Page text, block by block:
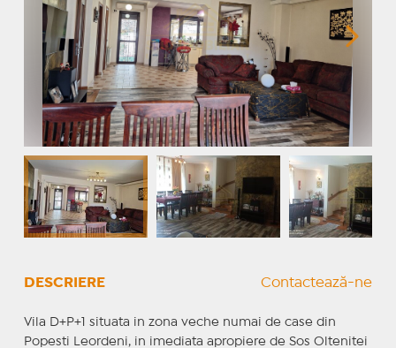
DESCRIERE Contactează-ne
Vila D+P+1 situata in zona veche numai de case din
Popesti Leordeni, in imediata apropiere de Sos Oltenitei